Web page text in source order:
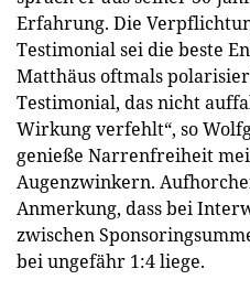
Erfahrung. Die
Testimonial sei die beste
Matthäus oftmals
Testimonial, das nicht
Wirkung verfehlt“, so
genieße Narrenfreiheit
Augenzwinkern.
Anmerkung, dass bei
zwischen
bei ungefähr 1:4 liege.